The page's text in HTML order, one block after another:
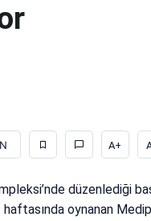
A+
düzenlediği
haftasında oynanan